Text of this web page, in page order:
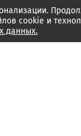
cookie и
данных.